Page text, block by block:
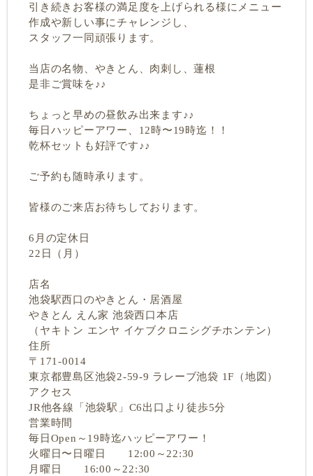
引き続きお客様の満足度を上げられる様にメニュー
作成や新しい事にチャレンジし、
スタッフ一同頑張ります。
当店の名物、やきとん、肉刺し、蓮根
是非ご賞味を♪♪
ちょっと早めの昼飲み出来ます♪♪
毎日ハッピーアワー、12時〜19時迄！！
乾杯セットも好評です♪♪
ご予約も随時承ります。
皆様のご来店お待ちしております。
6月の定休日
22日（月）
店名
池袋駅西口のやきとん・居酒屋
やきとん えん家 池袋西口本店
（ヤキトン エンヤ イケブクロニシグチホンテン）
住所
〒171-0014
東京都豊島区池袋2-59-9 ラレーブ池袋 1F（地図）
アクセス
JR他各線「池袋駅」C6出口より徒歩5分
営業時間
毎日Open～19時迄ハッピーアワー！
火曜日〜日曜日 12:00～22:30
月曜日 16:00～22:30